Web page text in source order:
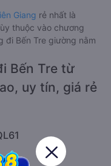
Giang rẻ nhất là
thuộc vào chương
đi Bến Tre giường nằm
Bến Tre từ
uy tín, giá rẻ